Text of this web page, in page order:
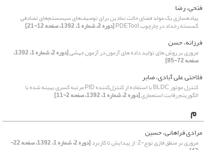
فتحی، رضا
پیاده‏سازی یک مولد فضای حالت نمادین برای توصیف‌های سیسستم‌های تصادفی
گسسته رخداد در چارچوب PDETool [دوره 2، شماره 1، 1392، صفحه 12-21]
فرزانه، حسن
مروری بر روش های تولید داده های آزمون در آزمون جهشی [دوره 2، شماره 1، 1392،
صفحه 72-85]
فلاحتی علی آبادی، صابر
کنترل موتور BLDC با استفاده از کنترل‌کننده PID مرتبه کسری بهینه شده با
الگوریتم رقابت استعماری[دوره 2، شماره 1، 1392، صفحه 2-11]
م
مرادی فراهانی، حسین
مروری بر منطق فازی نوع-2: از پیدایش تا کاربرد [دوره 2، شماره 1، 1392، صفحه 22-